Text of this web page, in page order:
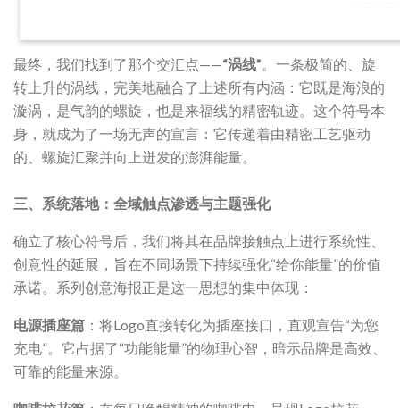
最终，我们找到了那个交汇点——“涡线”。一条极简的、旋
转上升的涡线，完美地融合了上述所有内涵：它既是海浪的
漩涡，是气韵的螺旋，也是来福线的精密轨迹。这个符号本
身，就成为了一场无声的宣言：它传递着由精密工艺驱动
的、螺旋汇聚并向上迸发的澎湃能量。
三、系统落地：全域触点渗透与主题强化
确立了核心符号后，我们将其在品牌接触点上进行系统性、
创意性的延展，旨在不同场景下持续强化“给你能量”的价值
承诺。系列创意海报正是这一思想的集中体现：
电源插座篇 ：将Logo直接转化为插座接口，直观宣告“为您
充电”。它占据了“功能能量”的物理心智，暗示品牌是高效、
可靠的能量来源。